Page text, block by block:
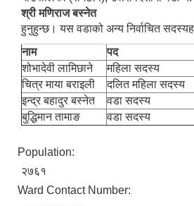
श्री मणिराज बस्नेत
हुनुहुन्छ। यस वडाको अन्य निर्वाचित
नाम
पद
शोभादेवी लामिछाने
महिला सदस्य
चित्र माया बराइली
दलित महिला सदस्य
इन्द्र बहादुर बस्नेत
वडा सदस्य
बुद्धिमान तामाङ
वडा सदस्य
Population:
२७६१
Ward Contact Number: